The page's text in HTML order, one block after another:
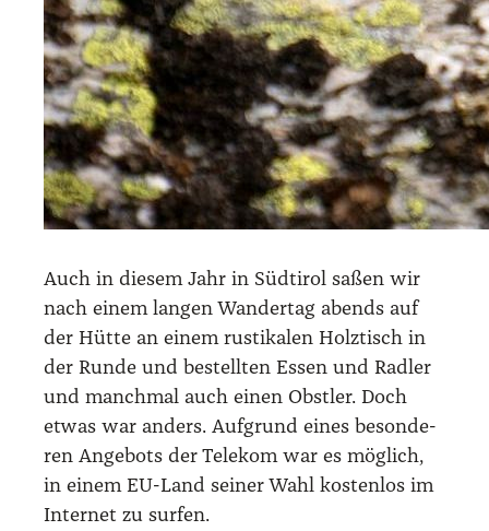
Auch in die­sem Jahr in Süd­ti­rol saßen wir
nach einem lan­gen Wan­der­tag abends auf
der Hüt­te an einem rus­ti­ka­len Holz­tisch in
der Run­de und bestell­ten Essen und Rad­ler
und manch­mal auch einen Obst­ler. Doch
etwas war anders. Auf­grund eines beson­de­
ren Ange­bots der Tele­kom war es mög­lich,
in einem EU-Land sei­ner Wahl kos­ten­los im
Inter­net zu sur­fen.